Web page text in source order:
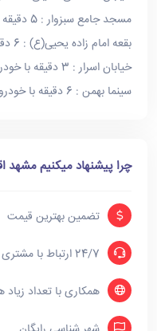
مسجد جامع سبزوار : 5 دقیقه با خودرو 2.82 کیلومترمسافت
بقعه امام زاده یحیی(ع) : 6 دقیقه با خودرو 2.89 کیلومترمسافت
خیابان اسرار : 3 دقیقه با خودرو 2.93 کیلومترمسافت
سینما بهمن : 6 دقیقه با خودرو 3.09 کیلومترمسافت
چرا پیشنهاد میکنیم مشهد
تضمین بهترین قیمت
24/7 ارتباط با مشتری
همکاری با تعداد